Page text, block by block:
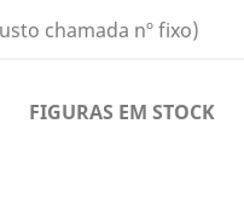
chamada nº fixo)
FIGURAS EM STOCK